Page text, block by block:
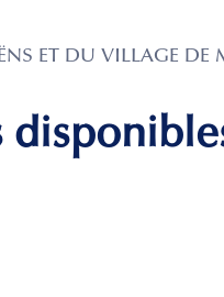
ET DU VILLAGE DE